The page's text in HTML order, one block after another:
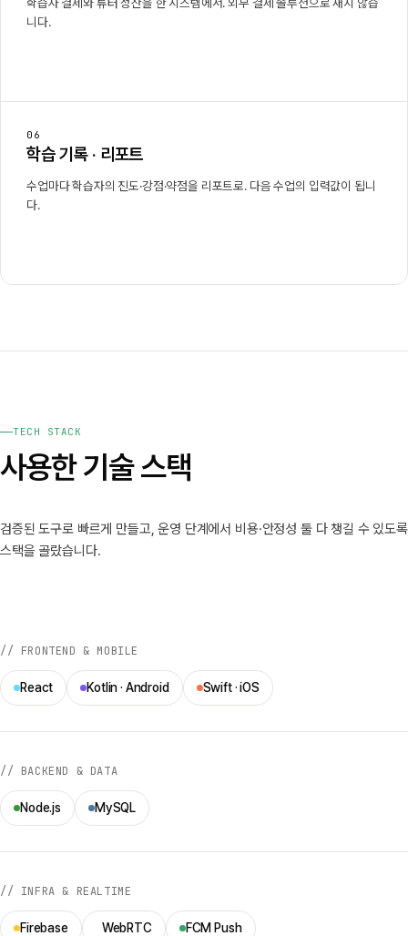
니다.
06
학습 기록 · 리포트
수업마다 학습자의 진도·강점·약점을 리포트로. 다음 수업의 입력값이 됩니
다.
TECH STACK
사용한 기술 스택
검증된 도구로 빠르게 만들고, 운영 단계에서 비용·안정성 둘 다 챙길 수 있도록
스택을 골랐습니다.
// FRONTEND & MOBILE
React Kotlin · Android Swift · iOS
// BACKEND & DATA
Node.js MySQL
// INFRA & REALTIME
Firebase WebRTC FCM Push